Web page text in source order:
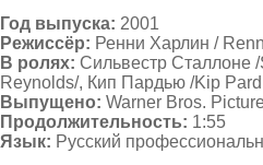
Год выпуска: 2001
Режиссёр: Ренни Харлин /
В ролях: Сильвестр Сталлоне
Reynolds/, Кип Пардью /Kip
Выпущено: Warner Bros.
Продолжительность: 1:55
Язык: Русский